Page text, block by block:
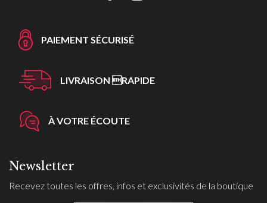
PAIEMENT SÉCURISÉ
LIVRAISON RAPIDE
À VOTRE ÉCOUTE
Newsletter
Recevez toutes les offres, infos et exclusivités de la boutique